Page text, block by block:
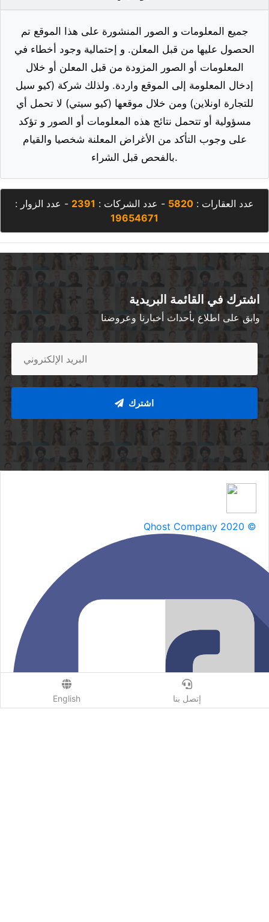
جميع المعلومات و الصور المنشورة على هذا الموقع تم
الحصول عليها من قبل المعلن. و إحتمالية وجود أخطاء في
المعلومات أو الصور المزودة من قبل المعلن أو خلال
إدخال المعلومة إلى الموقع واردة. ولذلك شركة (كيو سيل
للتجارة اونلاين) ومن خلال موقعها (كيو سيتي) لا تحمل أي
مسؤولية أو تتحمل نتائج هذه المعلومات أو الصور و تؤكد
على وجوب التأكد من الأغراض المعلنة شخصيا والقيام
عدد العقارات :5820- عدد الشركات :2391- عدد الزوار :
اشترك في القائمة البريدية
وابق على اطلاع بأحداث أخبارنا وعروضنا
إتصل بنا English